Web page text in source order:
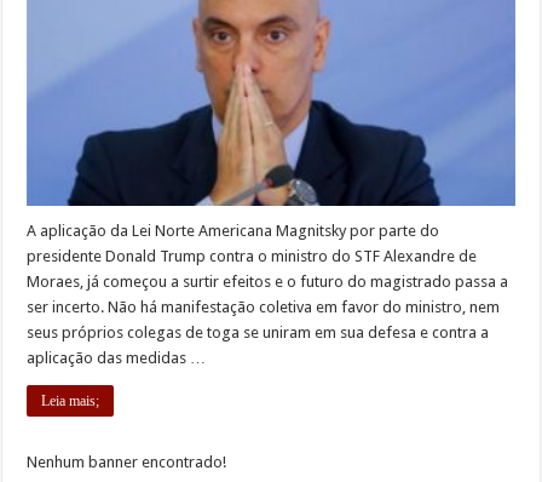
A aplicação da Lei Norte Americana Magnitsky por parte do
presidente Donald Trump contra o ministro do STF Alexandre de
Moraes, já começou a surtir efeitos e o futuro do magistrado passa a
ser incerto. Não há manifestação coletiva em favor do ministro, nem
seus próprios colegas de toga se uniram em sua defesa e contra a
aplicação das medidas …
Leia mais;
Nenhum banner encontrado!